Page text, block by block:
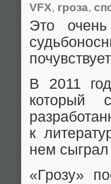
VFX, гроза,
Это
В 2011
который
к
нем
«Грозу»